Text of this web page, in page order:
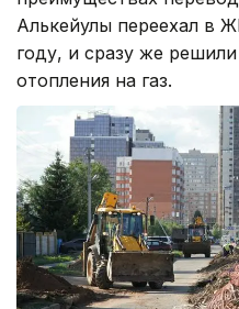
Алькейулы переехал в
году, и сразу же
отопления на газ.